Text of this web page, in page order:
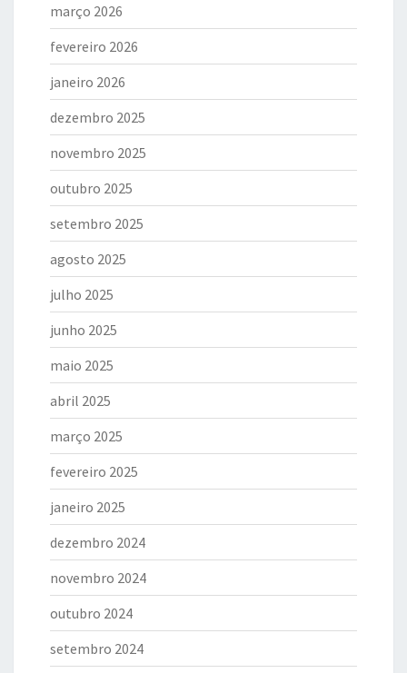
março 2026
fevereiro 2026
janeiro 2026
dezembro 2025
novembro 2025
outubro 2025
setembro 2025
agosto 2025
julho 2025
junho 2025
maio 2025
abril 2025
março 2025
fevereiro 2025
janeiro 2025
dezembro 2024
novembro 2024
outubro 2024
setembro 2024